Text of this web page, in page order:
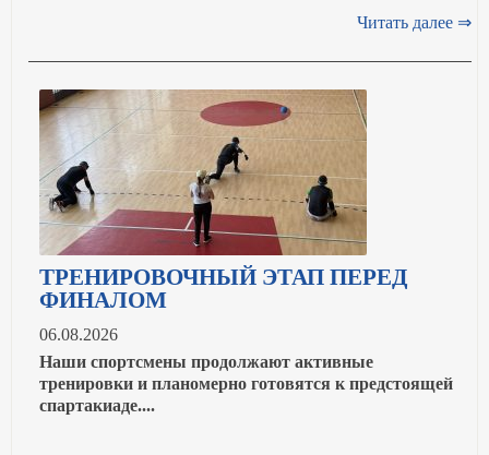
Читать далее ⇒
ТРЕНИРОВОЧНЫЙ ЭТАП ПЕРЕД
ФИНАЛОМ
06.08.2026
Наши спортсмены продолжают активные
тренировки и планомерно готовятся к предстоящей
спартакиаде....